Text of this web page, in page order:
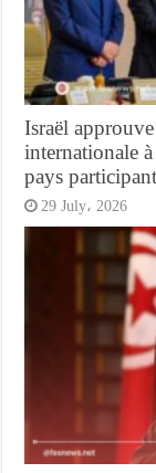
Israël
internationale
pays
29 July، 2026